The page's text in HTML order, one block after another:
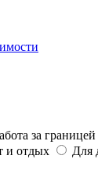
за границей
и отдых Для